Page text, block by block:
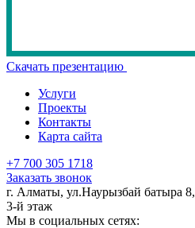
Скачать презентацию
Услуги
Проекты
Контакты
Карта сайта
+7 700 305 1718
Заказать звонок
г. Алматы, ул.Наурызбай батыра 8,
3-й этаж
Мы в социальных сетях: